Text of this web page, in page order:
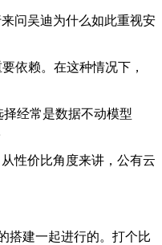
问吴迪为什么如此重视安
依赖。在这种情况下，
经常是数据不动模型
性价比角度来讲，公有云
搭建一起进行的。打个比